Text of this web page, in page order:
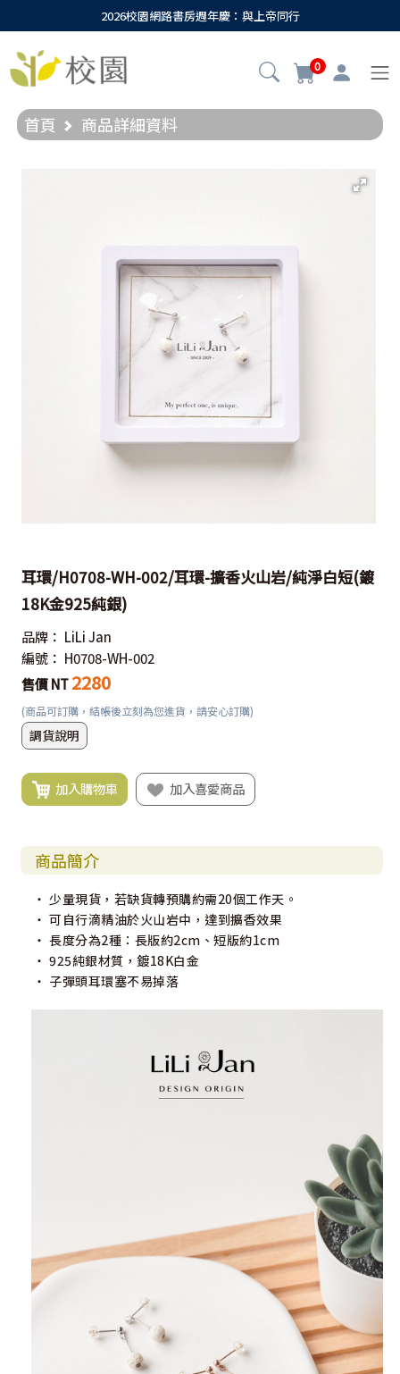
2026校園網路書房週年慶：與上帝同行
0
首頁 商品詳細資料
耳環/H0708-WH-002/耳環-擴香火山岩/純淨白短(鍍
18K金925純銀)
品牌： LiLi Jan
編號： H0708-WH-002
售價 NT 2280
(商品可訂購，結帳後立刻為您進貨，請安心訂購)
調貨說明
加入購物車 加入喜愛商品
商品簡介
‧ 少量現貨，若缺貨轉預購約需20個工作天。
‧ 可自行滴精油於火山岩中，達到擴香效果
‧ 長度分為2種：長版約2cm、短版約1cm
‧ 925純銀材質，鍍18K白金
‧ 子彈頭耳環塞不易掉落